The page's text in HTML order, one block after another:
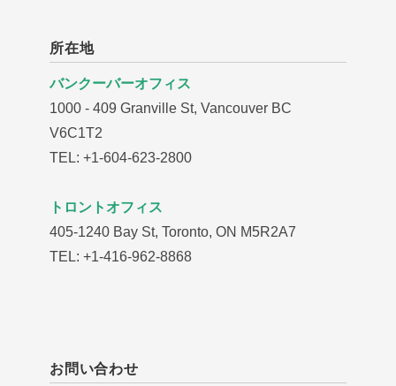
所在地
バンクーバーオフィス
1000 - 409 Granville St, Vancouver BC
V6C1T2
TEL: +1-604-623-2800
トロントオフィス
405-1240 Bay St, Toronto, ON M5R2A7
TEL: +1-416-962-8868
お問い合わせ